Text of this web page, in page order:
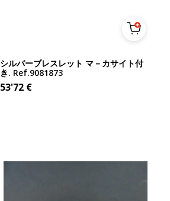
シルバーブレスレット マ－カサイト付
き. Ref.9081873
53'72€